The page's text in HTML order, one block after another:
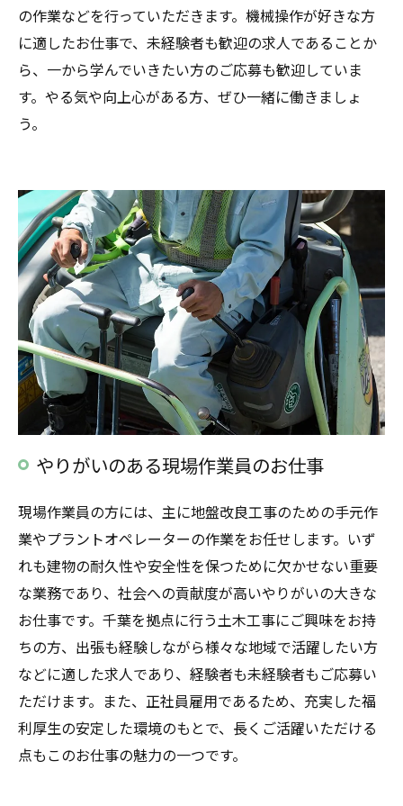
の作業などを行っていただきます。機械操作が好きな方
に適したお仕事で、未経験者も歓迎の求人であることか
ら、一から学んでいきたい方のご応募も歓迎していま
す。やる気や向上心がある方、ぜひ一緒に働きましょ
う。
やりがいのある現場作業員のお仕事
現場作業員の方には、主に地盤改良工事のための手元作
業やプラントオペレーターの作業をお任せします。いず
れも建物の耐久性や安全性を保つために欠かせない重要
な業務であり、社会への貢献度が高いやりがいの大きな
お仕事です。千葉を拠点に行う土木工事にご興味をお持
ちの方、出張も経験しながら様々な地域で活躍したい方
などに適した求人であり、経験者も未経験者もご応募い
ただけます。また、正社員雇用であるため、充実した福
利厚生の安定した環境のもとで、長くご活躍いただける
点もこのお仕事の魅力の一つです。